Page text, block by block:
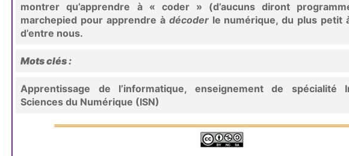
montrer qu’apprendre à « coder » (d’aucuns diront
marchepied pour apprendre à décoderle numérique, du plus petit
d’entre nous.
Mots clés :
Apprentissage de l’informatique, enseignement de spécialité
Sciences du Numérique (ISN)